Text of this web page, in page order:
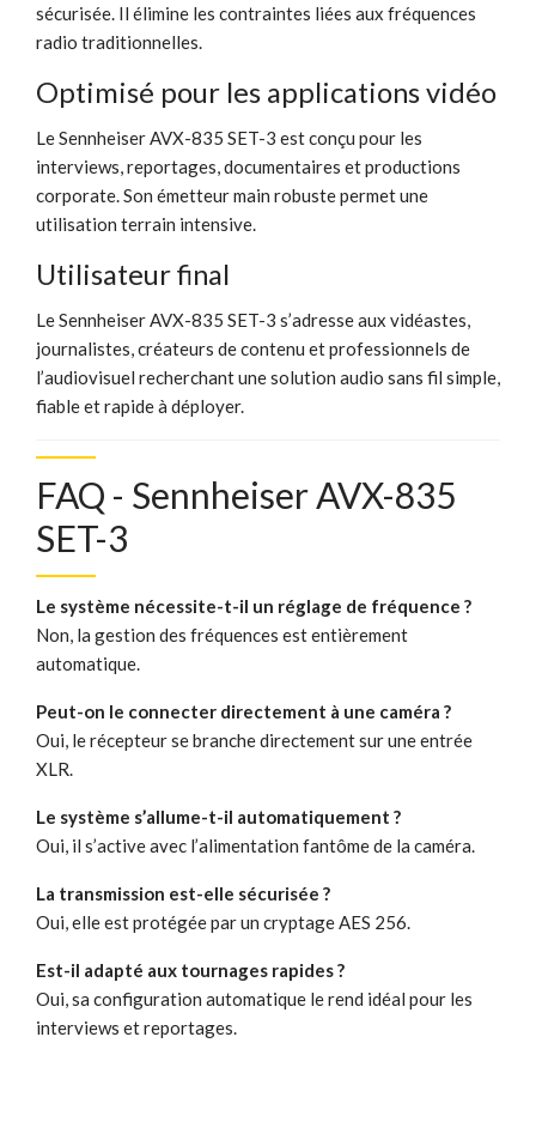
sécurisée. Il élimine les contraintes liées aux fréquences
radio traditionnelles.
Optimisé pour les applications vidéo
Le Sennheiser AVX-835 SET-3 est conçu pour les
interviews, reportages, documentaires et productions
corporate. Son émetteur main robuste permet une
utilisation terrain intensive.
Utilisateur final
Le Sennheiser AVX-835 SET-3 s’adresse aux vidéastes,
journalistes, créateurs de contenu et professionnels de
l’audiovisuel recherchant une solution audio sans fil simple,
fiable et rapide à déployer.
FAQ - Sennheiser AVX-835
SET-3
Le système nécessite-t-il un réglage de fréquence ?
Non, la gestion des fréquences est entièrement
automatique.
Peut-on le connecter directement à une caméra ?
Oui, le récepteur se branche directement sur une entrée
XLR.
Le système s’allume-t-il automatiquement ?
Oui, il s’active avec l’alimentation fantôme de la caméra.
La transmission est-elle sécurisée ?
Oui, elle est protégée par un cryptage AES 256.
Est-il adapté aux tournages rapides ?
Oui, sa configuration automatique le rend idéal pour les
interviews et reportages.